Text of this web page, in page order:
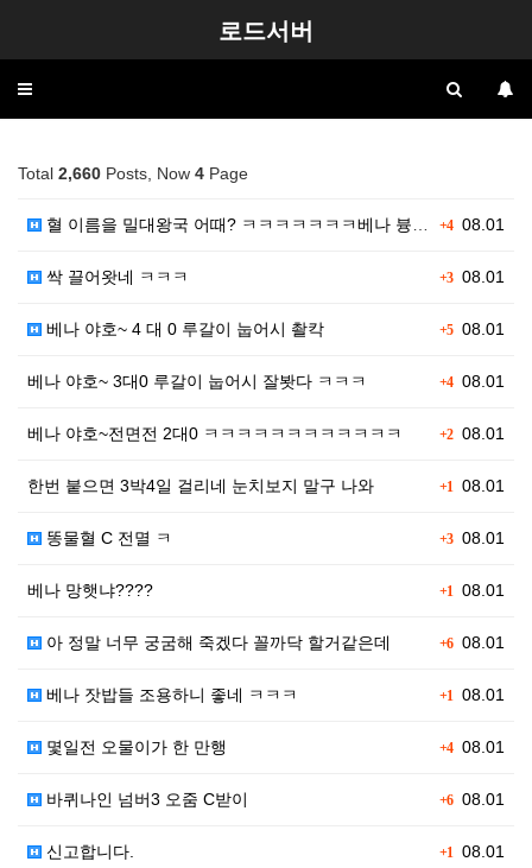
로드서버
Toggle
Total 2,660 Posts, Now 4 Page
+408.01
혈 이름을 밀대왕국 어때? ㅋㅋㅋㅋㅋㅋㅋ베나 븅신들
+308.01
싹 끌어왓네 ㅋㅋㅋ
+508.01
베나 야호~ 4 대 0 루갈이 눕어시 촬칵
+408.01
베나 야호~ 3대0 루갈이 눕어시 잘봣다 ㅋㅋㅋ
+208.01
베나 야호~전면전 2대0 ㅋㅋㅋㅋㅋㅋㅋㅋㅋㅋㅋㅋ
+1 08.01
한번 붙으면 3박4일 걸리네 눈치보지 말구 나와
+308.01
똥물혈 C 전멸 ㅋ
+1 08.01
베나 망햇냐????
+608.01
아 정말 너무 궁굼해 죽겠다 꼴까닥 할거같은데
+1 08.01
베나 잣밥들 조용하니 좋네 ㅋㅋㅋ
+408.01
몇일전 오물이가 한 만행
+608.01
바퀴나인 넘버3 오줌 C받이
+1 08.01
신고합니다.